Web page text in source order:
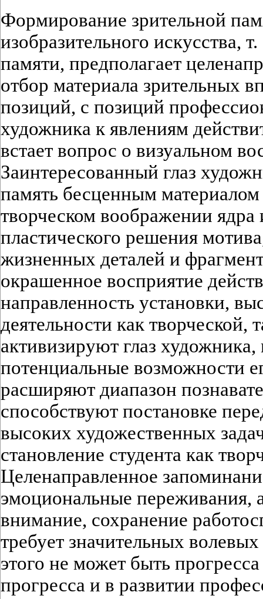
Формирование зрительной
изобразительного искусства,
памяти, предполагает
отбор материала зрительных
позиций, с позиций
художника к явлениям
встает вопрос о визуальном
Заинтересованный глаз
память бесценным материалом
творческом воображении
пластического решения
жизненных деталей и
окрашенное восприятие
направленность установки,
деятельности как творческой,
активизируют глаз
потенциальные возможности
расширяют диапазон
способствуют постановке
высоких художественных
становление студента как
Целенаправленное
эмоциональные переживания,
внимание, сохранение
требует значительных
этого не может быть
прогресса и в развитии